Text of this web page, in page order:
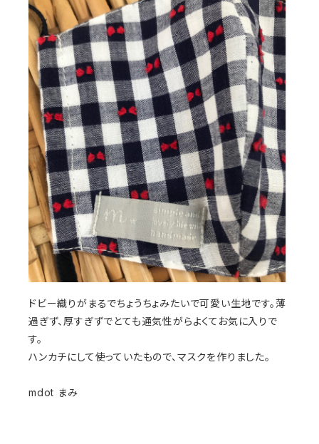
ドビー織りがまるでちょうちょみたいで可愛い生地です。薄
過ぎず、厚すぎずでとても通気性がらよくてお気に入りで
す。
ハンカチにして使っていたもので、マスクを作りました。
mdot まみ